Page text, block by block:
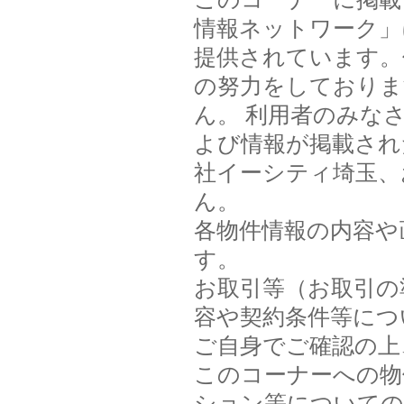
情報ネットワーク
提供されています
の努力をしており
ん。 利用者のみな
よび情報が掲載さ
社イーシティ埼玉
ん。
各物件情報の内容
す。
お取引等（お取引
容や契約条件等に
ご自身でご確認の
このコーナーへの